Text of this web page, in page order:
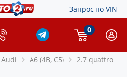
Запрос по VIN
0
Audi A6 (4B, C5)
2.7 quattro